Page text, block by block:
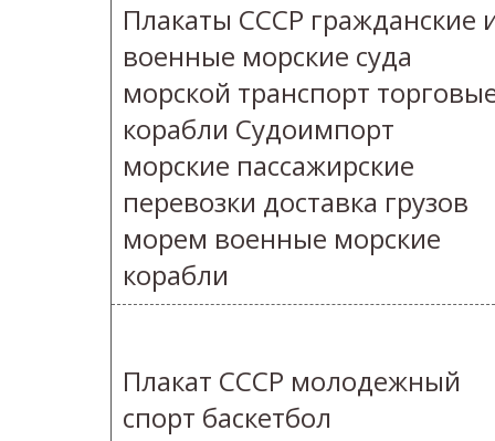
Плакаты СССР гражданские
военные морские суда
морской транспорт
корабли Судоимпорт
морские пассажирские
перевозки доставка грузов
морем военные морские
корабли
Плакат СССР молодежный
спорт баскетбол